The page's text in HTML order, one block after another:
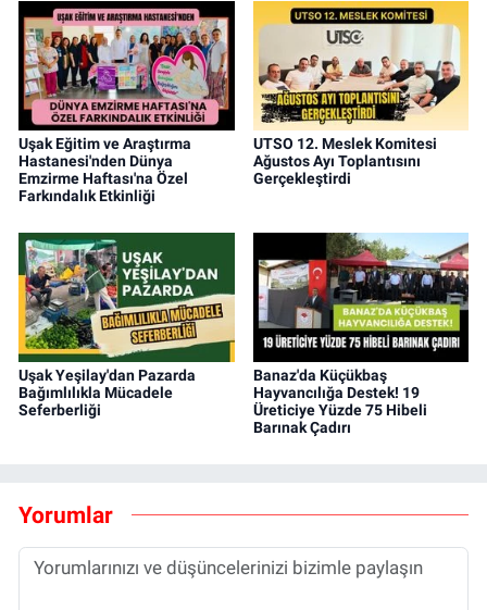
Uşak Eğitim ve Araştırma
Hastanesi'nden Dünya
Emzirme Haftası'na Özel
Farkındalık Etkinliği
UTSO 12. Meslek Komitesi
Ağustos Ayı Toplantısını
Gerçekleştirdi
Uşak Yeşilay'dan Pazarda
Bağımlılıkla Mücadele
Seferberliği
Banaz'da Küçükbaş
Hayvancılığa Destek! 19
Üreticiye Yüzde 75 Hibeli
Barınak Çadırı
Yorumlar